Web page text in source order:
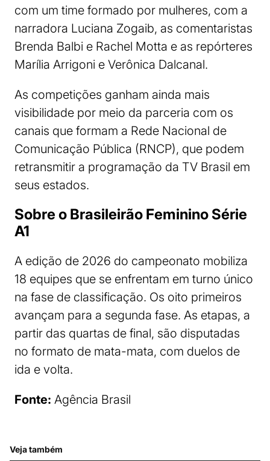
com um time formado por mulheres, com a
narradora Luciana Zogaib, as comentaristas
Brenda Balbi e Rachel Motta e as repórteres
Marília Arrigoni e Verônica Dalcanal.
As competições ganham ainda mais
visibilidade por meio da parceria com os
canais que formam a Rede Nacional de
Comunicação Pública (RNCP), que podem
retransmitir a programação da TV Brasil em
seus estados.
Sobre o Brasileirão Feminino Série
A1
A edição de 2026 do campeonato mobiliza
18 equipes que se enfrentam em turno único
na fase de classificação. Os oito primeiros
avançam para a segunda fase. As etapas, a
partir das quartas de final, são disputadas
no formato de mata-mata, com duelos de
ida e volta.
Fonte: Agência Brasil
Veja também